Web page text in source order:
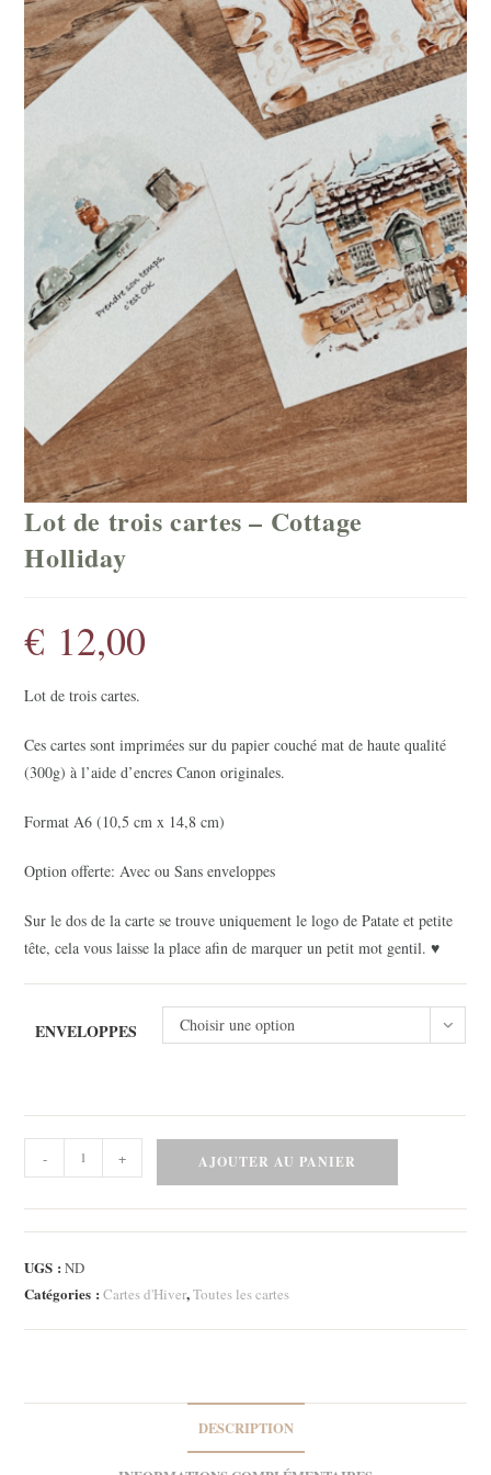
Lot de trois cartes – Cottage
Holliday
€ 12,00
Lot de trois cartes.
Ces cartes sont imprimées sur du papier couché mat de haute qualité
(300g) à l’aide d’encres Canon originales.
Format A6 (10,5 cm x 14,8 cm)
Option offerte: Avec ou Sans enveloppes
Sur le dos de la carte se trouve uniquement le logo de Patate et petite
tête, cela vous laisse la place afin de marquer un petit mot gentil. ♥
ENVELOPPES Choisir une option
de
Lot
de
trois
cartes
- + AJOUTER AU PANIER
UGS :ND
Catégories :Cartes d'Hiver,Toutes les cartes
DESCRIPTION